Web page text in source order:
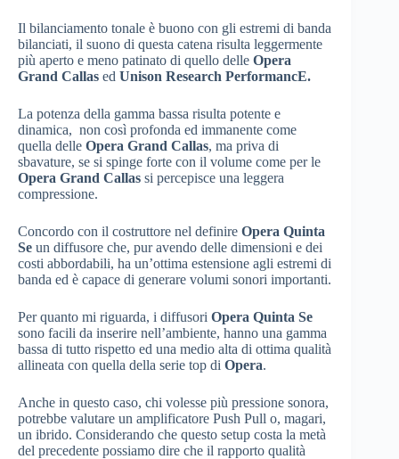
Il bilanciamento tonale è buono con gli estremi di banda
bilanciati, il suono di questa catena risulta leggermente
più aperto e meno patinato di quello delle Opera
Grand Callas ed Unison Research PerformancE.
La potenza della gamma bassa risulta potente e
dinamica, non così profonda ed immanente come
quella delle Opera Grand Callas, ma priva di
sbavature, se si spinge forte con il volume come per le
Opera Grand Callas si percepisce una leggera
compressione.
Concordo con il costruttore nel definire Opera Quinta
Se un diffusore che, pur avendo delle dimensioni e dei
costi abbordabili, ha un’ottima estensione agli estremi di
banda ed è capace di generare volumi sonori importanti.
Per quanto mi riguarda, i diffusori Opera Quinta Se
sono facili da inserire nell’ambiente, hanno una gamma
bassa di tutto rispetto ed una medio alta di ottima qualità
allineata con quella della serie top di Opera.
Anche in questo caso, chi volesse più pressione sonora,
potrebbe valutare un amplificatore Push Pull o, magari,
un ibrido. Considerando che questo setup costa la metà
del precedente possiamo dire che il rapporto qualità